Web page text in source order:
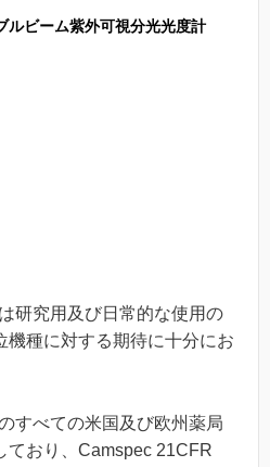
ビーム紫外可視分光光度計
研究用及び日常的な使用の
機種に対する期待に十分にお
すべての米国及び欧州薬局
ており、Camspec 21CFR